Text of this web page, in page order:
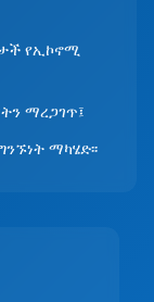
የኢኮኖሚ
ማረጋገጥ፤
ማካሄድ፡፡